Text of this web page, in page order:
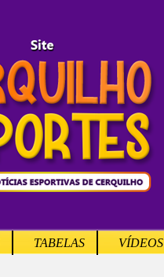
TABELAS
VÍDEOS